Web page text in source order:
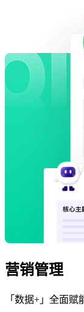
营销管理
「数据+」全面